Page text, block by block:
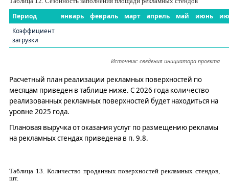
Период январь февраль март апрель май июнь
Коэффициент
загрузки
Источник: сведения инициатора проекта
Расчетный план реализации рекламных поверхностей по
месяцам приведен в таблице ниже. С 2026 года количество
реализованных рекламных поверхностей будет находиться на
уровне 2025 года.
Плановая выручка от оказания услуг по размещению рекламы
на рекламныхстендах приведена в п. 9.8.
Таблица 13. Количество проданныхповерхностей рекламных стендов,
шт.